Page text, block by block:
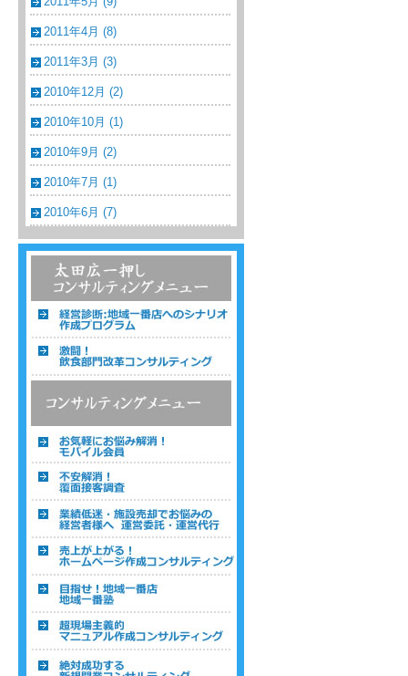
2011年4月 (8)
2011年3月 (3)
2010年12月 (2)
2010年10月 (1)
2010年9月 (2)
2010年7月 (1)
2010年6月 (7)
温浴・温泉・スーパー銭湯コンサルティン
グメニュー一覧